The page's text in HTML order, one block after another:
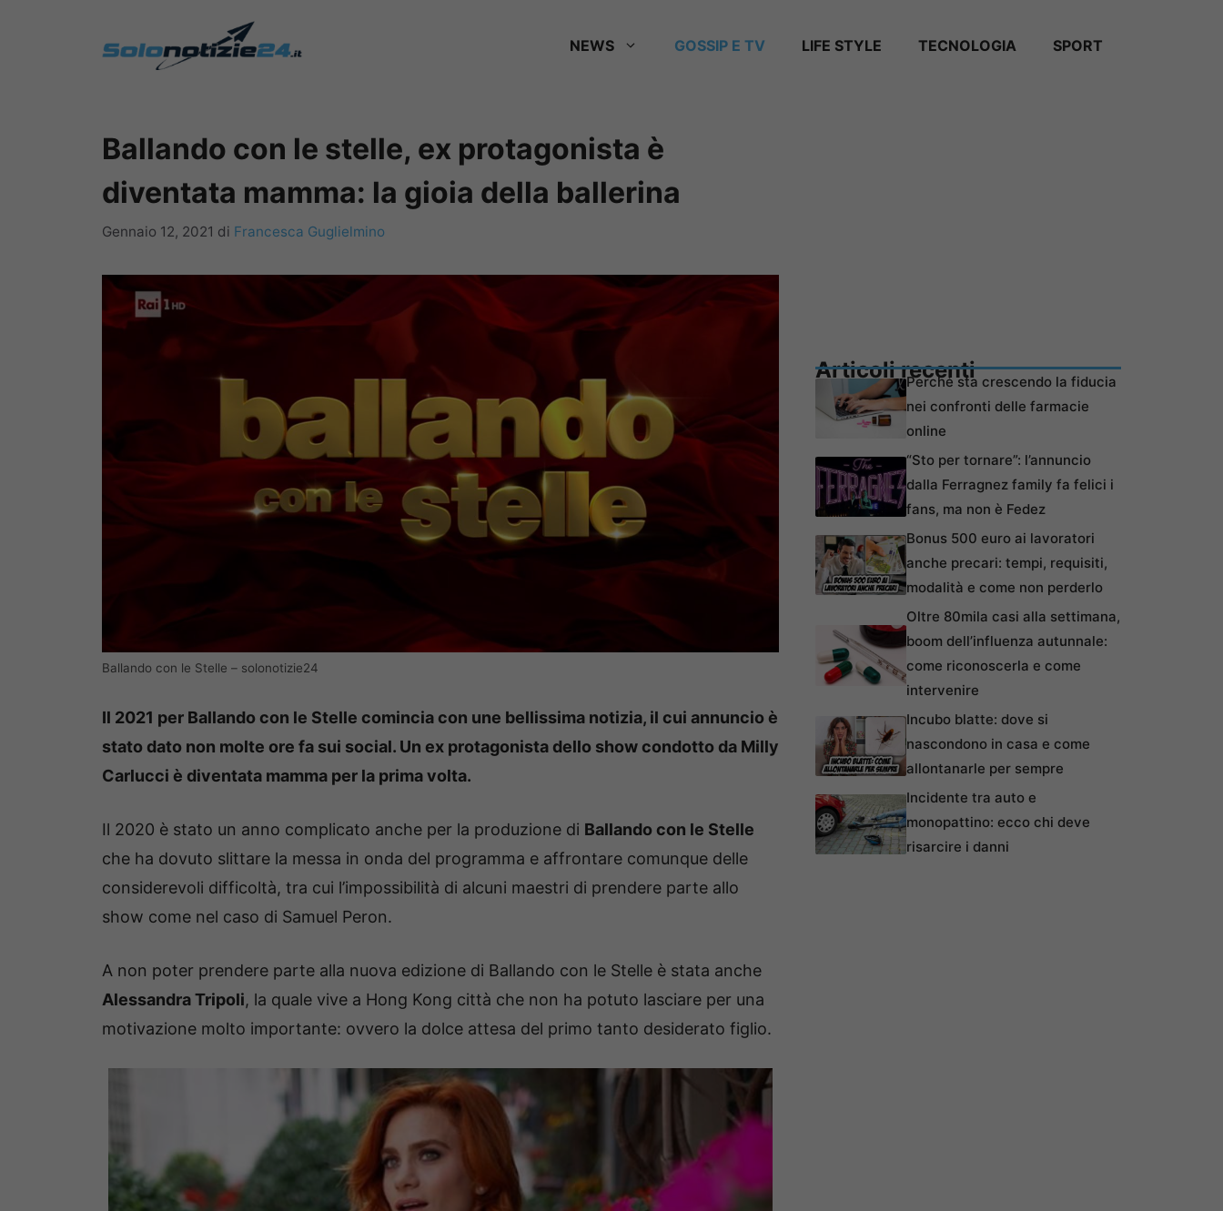
NEWS GOSSIP E TV LIFE STYLE TECNOLOGIA SPORT
Ballando con le stelle, ex protagonista è
diventata mamma: la gioia della ballerina
Gennaio 12, 2021 di Francesca Guglielmino
Ballando con le Stelle – solonotizie24
Il 2021 per Ballando con le Stelle comincia con une bellissima notizia, il cui annuncio è
stato dato non molte ore fa sui social. Un ex protagonista dello show condotto da Milly
Carlucci è diventata mamma per la prima volta.
Il 2020 è stato un anno complicato anche per la produzione di Ballando con le Stelle
che ha dovuto slittare la messa in onda del programma e affrontare comunque delle
considerevoli difficoltà, tra cui l’impossibilità di alcuni maestri di prendere parte allo
show come nel caso di Samuel Peron.
A non poter prendere parte alla nuova edizione di Ballando con le Stelle è stata anche
Alessandra Tripoli, la quale vive a Hong Kong città che non ha potuto lasciare per una
motivazione molto importante: ovvero la dolce attesa del primo tanto desiderato figlio.
Articoli recentiPerché sta crescendo la fiducia
nei confronti delle farmacie
online
“Sto per tornare”: l’annuncio
dalla Ferragnez family fa felici i
fans, ma non è Fedez
Bonus 500 euro ai lavoratori
anche precari: tempi, requisiti,
modalità e come non perderlo
Oltre 80mila casi alla settimana,
boom dell’influenza autunnale:
come riconoscerla e come
intervenire
Incubo blatte: dove si
nascondono in casa e come
allontanarle per sempre
Incidente tra auto e
monopattino: ecco chi deve
risarcire i danni